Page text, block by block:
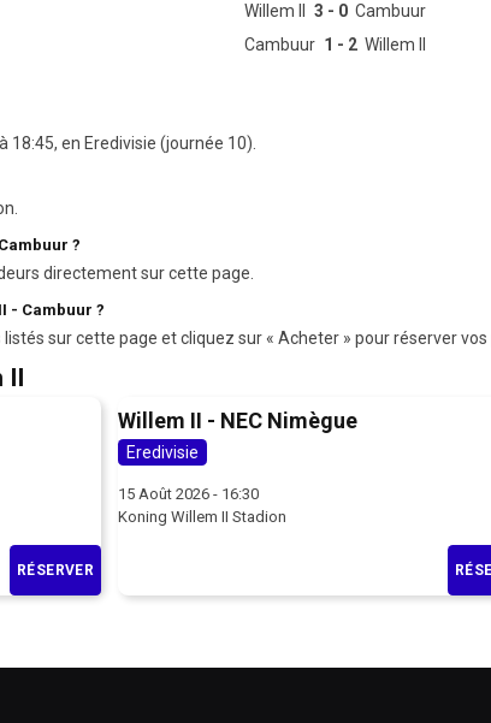
Willem II 3 - 0 Cambuur
Cambuur 1 - 2 Willem II
en Eredivisie (journée 10).
?
directement sur cette page.
- Cambuur ?
sur cette page et cliquez sur « Acheter » pour réserver vos
II
RÉSERVER
Willem II - NEC Nimègue
Eredivisie
15 Août 2026 - 16:30
Koning Willem II Stadion